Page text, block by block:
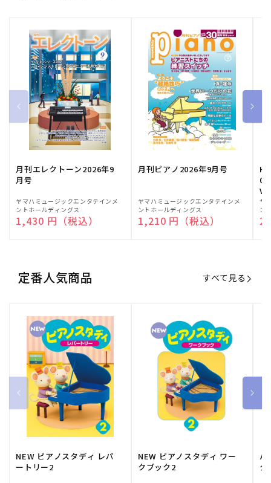
月刊エレクトーン2026年9
月号
販
売
元:
ヤマハミュージックエンタテインメ
ントホールディングス
通常価格
1,430 円（税込）
月刊ピアノ2026年9月号
販
売
元:
ヤマハミュージックエンタテインメ
ントホールディングス
通常価格
1,210 円（税込）
販
売
元:
ヤ
ン
定番人気商品 すべて見る
NEW ピアノスタディ レパ
ートリー2
NEW ピアノスタディ ワー
クブック2
バ
ク